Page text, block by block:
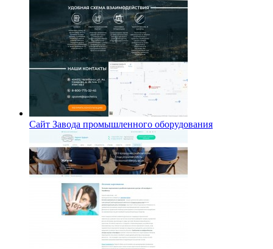
Сайт Завода промышленного оборудования